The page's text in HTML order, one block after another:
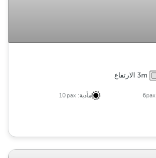
3m الارتفاع
6pax مأدبة:10pax